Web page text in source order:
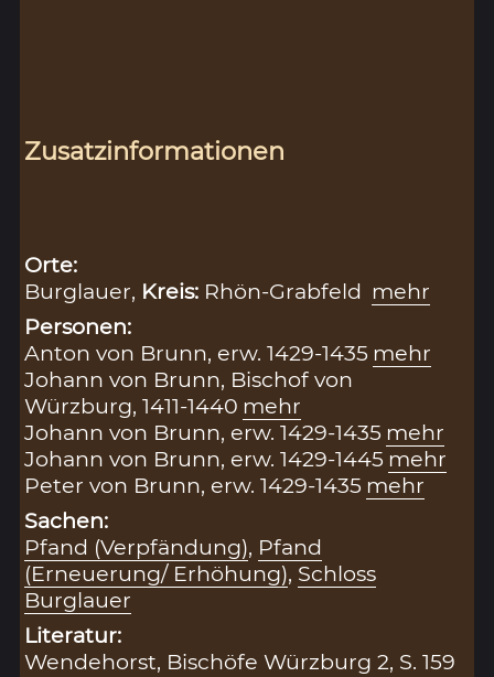
Zusatzinformationen
Orte:
Burglauer, Kreis: Rhön-Grabfeld mehr
Personen:
Anton von Brunn, erw. 1429-1435 mehr
Johann von Brunn, Bischof von
Würzburg, 1411-1440 mehr
Johann von Brunn, erw. 1429-1435 mehr
Johann von Brunn, erw. 1429-1445 mehr
Peter von Brunn, erw. 1429-1435 mehr
Sachen:
Pfand (Verpfändung), Pfand
(Erneuerung/ Erhöhung), Schloss
Burglauer
Literatur:
Wendehorst, Bischöfe Würzburg 2, S. 159